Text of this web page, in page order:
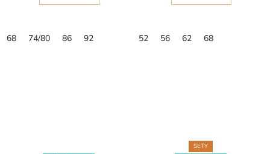
68 74/80 86 92 52 56 62 68
SETY